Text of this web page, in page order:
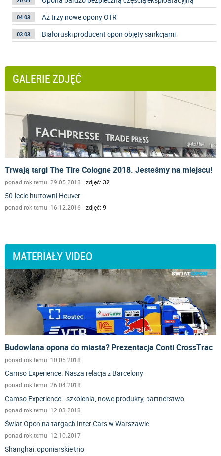
04.03 Aż trzy nowe opony OTR
03.03 Białoruski producent opon objęty sankcjami
GALERIE ZDJĘĆ
Trwają targi The Tire Cologne 2018. Jesteśmy na miejscu!
ponad rok temu 29.05.2018 zdjęć: 32
50-lecie hurtowni Heuver
ponad rok temu 16.12.2016 zdjęć: 9
MATERIAŁY VIDEO
Budowlana opona do miasta? Prezentacja Conti CrossTrac
ponad rok temu 10.05.2018
Camso Experience. Nasza relacja z Barcelony
ponad rok temu 26.04.2018
Camso Experience - szkolenia, nowe produkty, partnerstwo
ponad rok temu 12.03.2018
Świat Opon na targach Inter Cars w Warszawie
ponad rok temu 12.10.2017
Shanghai: oponiarskie trio